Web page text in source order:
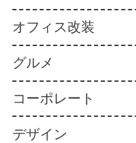
オフィス改装
グルメ
コーポレート
デザイン